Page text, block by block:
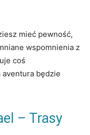
mieć pewność,
wspomnienia z
coś
będzie
– Trasy